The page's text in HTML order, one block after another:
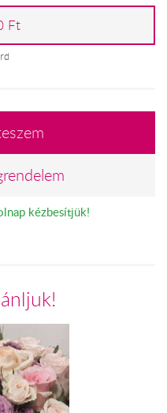
Ft
kézbesítjük!